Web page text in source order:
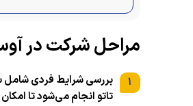
مراحل شرکت در
۱
بررسی شرایط فردی شامل
تاتو انجام می‌شود تا